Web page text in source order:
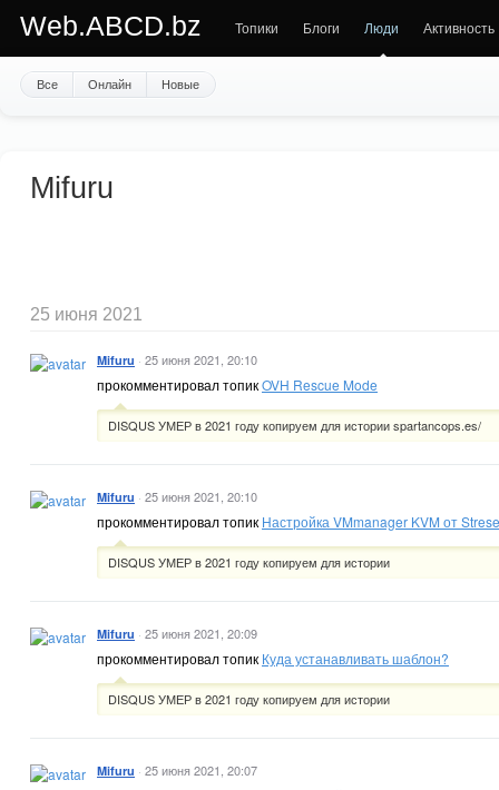
Web.ABCD.bz Топики Блоги Люди Активность
Все Онлайн Новые
Mifuru
25 июня 2021
Mifuru · 25 июня 2021, 20:10
прокомментировал топикOVH Rescue Mode
DISQUS УМЕР в 2021 году копируем для истории spartancops.es/
Mifuru · 25 июня 2021, 20:10
прокомментировал топик Настройка VMmanager KVM от
DISQUS УМЕР в 2021 году копируем для истории
Mifuru · 25 июня 2021, 20:09
прокомментировал топик Куда устанавливать шаблон?
DISQUS УМЕР в 2021 году копируем для истории
Mifuru · 25 июня 2021, 20:07